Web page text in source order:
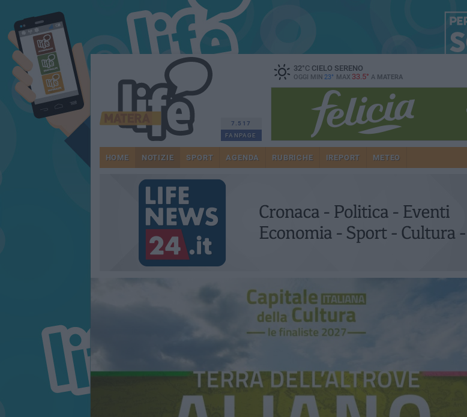
7.517
FANPAGE
32°CCIELO SERENO
OGGI MIN 23° MAX 33.5° A MATERA
HOME NOTIZIE SPORT AGENDA RUBRICHE IREPORT METEO